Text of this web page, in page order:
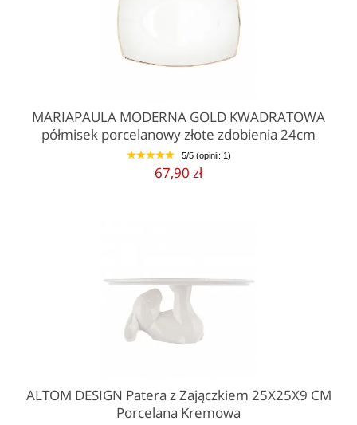
MARIAPAULA MODERNA GOLD KWADRATOWA
półmisek porcelanowy złote zdobienia 24cm
1 2 3 4 5 5/5 (opinii: 1)
67,90 zł
ALTOM DESIGN Patera z Zajączkiem 25X25X9 CM
Porcelana Kremowa